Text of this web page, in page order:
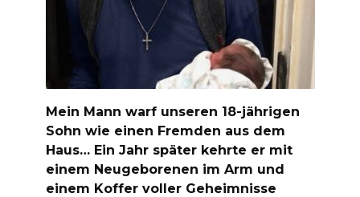
Mein Mann warf unseren 18-jährigen
Sohn wie einen Fremden aus dem
Haus… Ein Jahr später kehrte er mit
einem Neugeborenen im Arm und
einem Koffer voller Geheimnisse